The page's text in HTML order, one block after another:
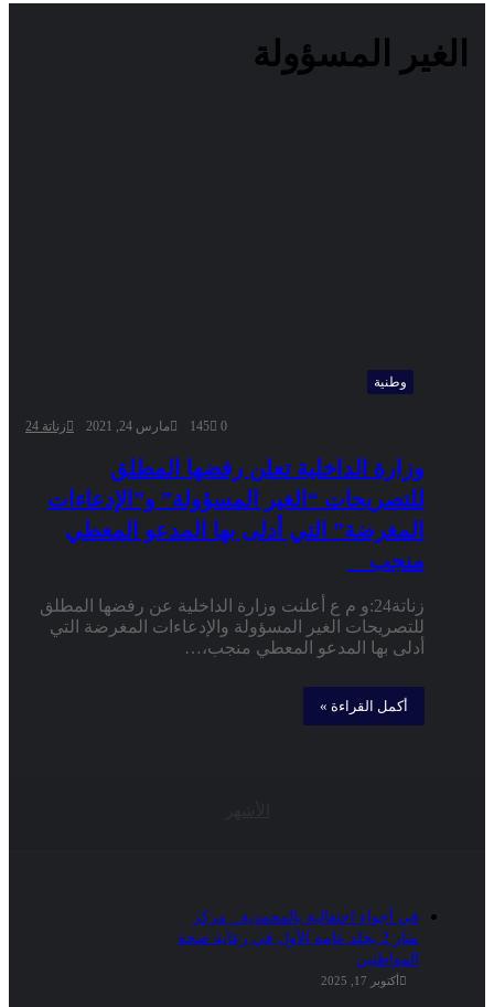
الغير المسؤولة
وطنية
زناتة 24 مارس 24, 2021 0
145
وزارة الداخلية تعلن رفضها المطلق
للتصريحات “الغير المسؤولة” و”الإدعاءات
المغرضة” التي أدلى بها المدعو المعطي
منجب
زناتة24:و م ع أعلنت وزارة الداخلية عن رفضها المطلق
للتصريحات الغير المسؤولة والإدعاءات المغرضة التي
أدلى بها المدعو المعطي منجب،…
أكمل القراءة »
في أجواء احتفالية بالمحمدية.. مركز
منار 2 يخلد عامه الأول في رعاية صحة
المواطنين
أكتوبر 17, 2025